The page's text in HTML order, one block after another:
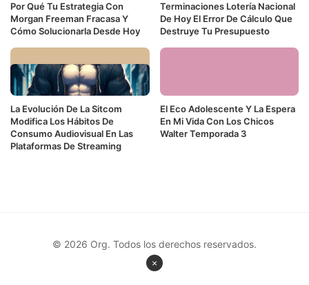
Por Qué Tu Estrategia Con
Morgan Freeman Fracasa Y
Cómo Solucionarla Desde Hoy
Terminaciones Lotería Nacional
De Hoy El Error De Cálculo Que
Destruye Tu Presupuesto
La Evolución De La Sitcom
Modifica Los Hábitos De
Consumo Audiovisual En Las
Plataformas De Streaming
El Eco Adolescente Y La Espera
En Mi Vida Con Los Chicos
Walter Temporada 3
×
© 2026 Org. Todos los derechos reservados.